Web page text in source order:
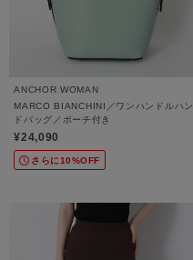
ANCHOR WOMAN
MARCO BIANCHINI／ワンハンドルハン
ドバッグ／ポーチ付き
¥24,090
さらに10%OFF